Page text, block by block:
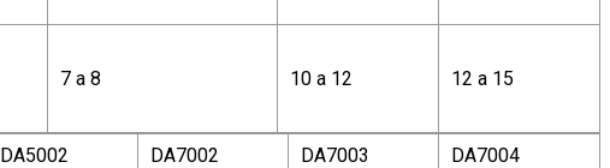
7 a 8 10 a 12 12 a 15
DA5002 DA7002 DA7003
DA7004